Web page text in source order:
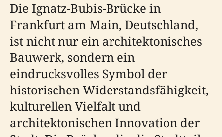
Die Ignatz-Bubis-Brücke in
Frankfurt am Main, Deutschland,
ist nicht nur ein architektonisches
Bauwerk, sondern ein
eindrucksvolles Symbol der
historischen Widerstandsfähigkeit,
kulturellen Vielfalt und
architektonischen Innovation der